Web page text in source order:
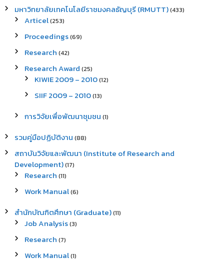
มหาวิทยาลัยเทคโนโลยีราชมงคลธัญบุรี (RMUTT)(433)
Articel(253)
Proceedings(69)
Research (42)
Research Award (25)
KIWIE 2009 – 2010(12)
SIIF 2009 – 2010(13)
การวิจัยเพื่อพัฒนาชุมชน (1)
รวมคู่มือปฏิบัติงาน (88)
สถาบันวิจัยและพัฒนา (Institute of Research and
Development)(17)
Research (11)
Work Manual(6)
สำนักบัณฑิตศึกษา (Graduate)(11)
Job Analysis(3)
Research (7)
Work Manual(1)